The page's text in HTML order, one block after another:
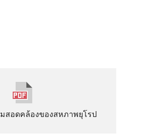
สอดคล้องของสหภาพยุโรป